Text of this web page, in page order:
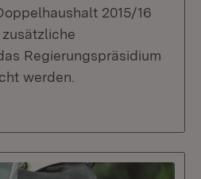
2015/16
Regierungspräsidium
werden.